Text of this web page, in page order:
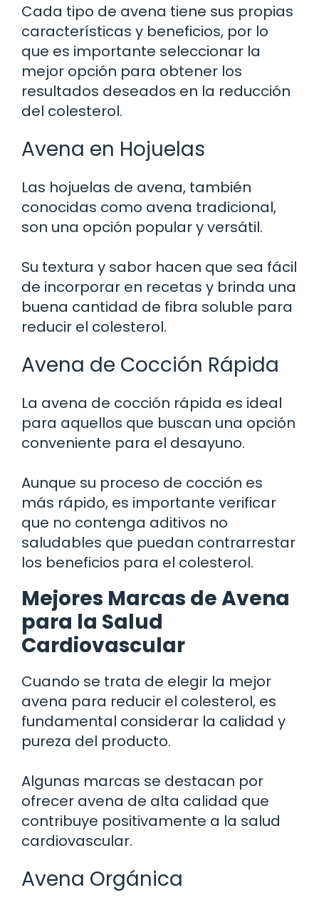
Cada tipo de avena tiene sus propias
características y beneficios, por lo
que es importante seleccionar la
mejor opción para obtener los
resultados deseados en la reducción
del colesterol.
Avena en Hojuelas
Las hojuelas de avena, también
conocidas como avena tradicional,
son una opción popular y versátil.
Su textura y sabor hacen que sea fácil
de incorporar en recetas y brinda una
buena cantidad de fibra soluble para
reducir el colesterol.
Avena de Cocción Rápida
La avena de cocción rápida es ideal
para aquellos que buscan una opción
conveniente para el desayuno.
Aunque su proceso de cocción es
más rápido, es importante verificar
que no contenga aditivos no
saludables que puedan contrarrestar
los beneficios para el colesterol.
Mejores Marcas de Avena
para la Salud
Cardiovascular
Cuando se trata de elegir la mejor
avena para reducir el colesterol, es
fundamental considerar la calidad y
pureza del producto.
Algunas marcas se destacan por
ofrecer avena de alta calidad que
contribuye positivamente a la salud
cardiovascular.
Avena Orgánica